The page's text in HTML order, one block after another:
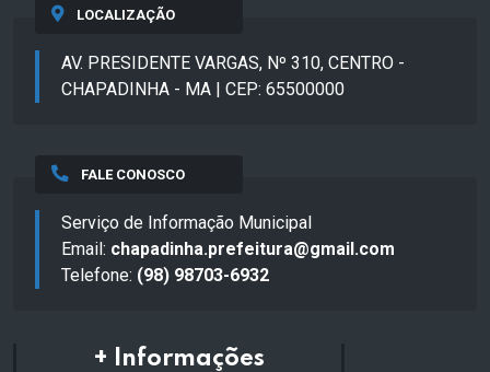
LOCALIZAÇÃO
AV. PRESIDENTE VARGAS, Nº 310, CENTRO -
CHAPADINHA - MA | CEP: 65500000
FALE CONOSCO
Serviço de Informação Municipal
Email: chapadinha.prefeitura@gmail.com
Telefone: (98) 98703-6932
+ Informações